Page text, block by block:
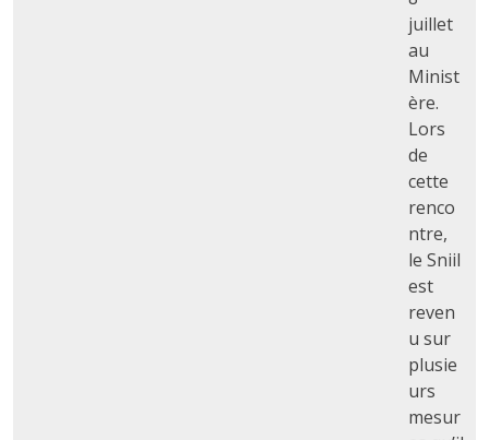
juillet
au
Minist
ère.
Lors
de
cette
renco
ntre,
le Sniil
est
reven
u sur
plusie
urs
mesur